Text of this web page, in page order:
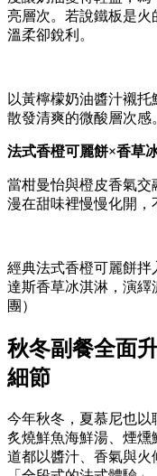
亮層次。若說鐵板是火
溫柔卻銳利。
以黃檸檬奶油醬汁襯
散發清爽的微酸層次感
法式香橙可麗餅×香草
當柑曼怡與橙皮香氣
漫在甜味裡慢慢化開，
經典法式香橙可麗餅
達斯香草冰淇淋，演
團）
秋冬副餐全面
細節
今年秋冬，夏慕尼也以
炙燒鮮魚海鮮湯、煙
道都以醬汁、香氣與